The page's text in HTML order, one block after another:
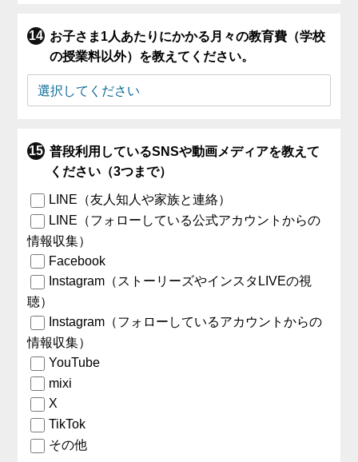
お子さま1人あたりにかかる月々の教育費（学校
の授業料以外）を教えてください。
普段利用しているSNSや動画メディアを教えて
ください（3つまで）
LINE（友人知人や家族と連絡）
LINE（フォローしている公式アカウントからの
情報収集）
Facebook
Instagram（ストーリーズやインスタLIVEの視
聴）
Instagram（フォローしているアカウントからの
情報収集）
YouTube
mixi
X
TikTok
その他